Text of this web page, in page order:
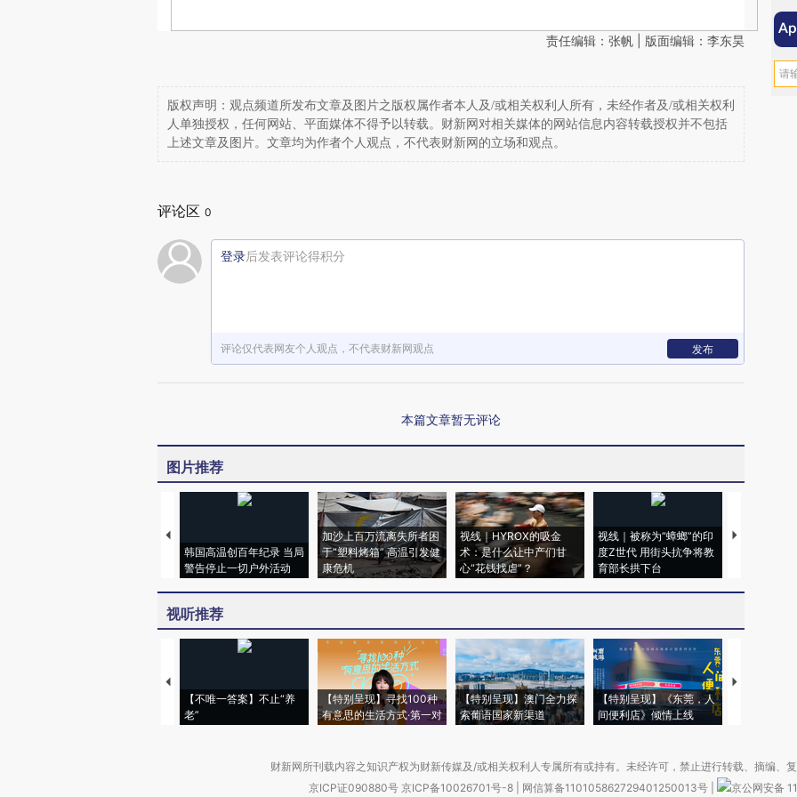
责任编辑：张帆 | 版面编辑：李东昊
版权声明：观点频道所发布文章及图片之版权属作者本人及/或相关权利人所有，未经作者及/或相关权利
人单独授权，任何网站、平面媒体不得予以转载。财新网对相关媒体的网站信息内容转载授权并不包括
上述文章及图片。文章均为作者个人观点，不代表财新网的立场和观点。
评论区 0
登录后发表评论得积分
评论仅代表网友个人观点，不代表财新网观点 发布
本篇文章暂无评论
图片推荐
韩国高温创百年纪录 当局
警告停止一切户外活动
加沙上百万流离失所者困
于“塑料烤箱” 高温引发健
康危机
视线｜HYROX的吸金
术：是什么让中产们甘
心“花钱找虐”？
视线｜被称为“蟑螂”的印
度Z世代 用街头抗争将教
育部长拱下台
视线｜“入侵
视听推荐
【不唯一答案】不止“养
老”
【特别呈现】寻找100种
有意思的生活方式·第一对
【特别呈现】澳门全力探
索葡语国家新渠道
【特别呈现】《东莞，人
间便利店》倾情上线
【推广】走
财新网所刊载内容之知识产权为财新传媒及/或相关权利人专属所有或持有。未经许可，禁止进行转载、摘编、
京ICP证090880号 京ICP备10026701号-8 网信算备110105862729401250013号 京公网安备